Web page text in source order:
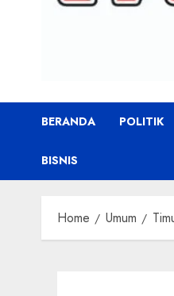
BERANDA POLITIK
BISNIS
Home Umum